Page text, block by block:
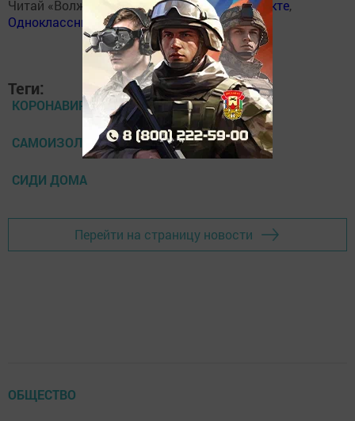
Читай «Волжскую новь» вТелеграм ,Вконтакте,
Одноклассники ,Дзен
Теги:
КОРОНАВИРУС
САМОИЗОЛЯЦИЯ
СИДИ ДОМА
Перейти на страницу новости
ОБЩЕСТВО